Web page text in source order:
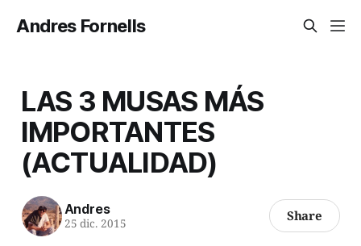
Andres Fornells
LAS 3 MUSAS MÁS
IMPORTANTES
(ACTUALIDAD)
Andres
25 dic. 2015 Share